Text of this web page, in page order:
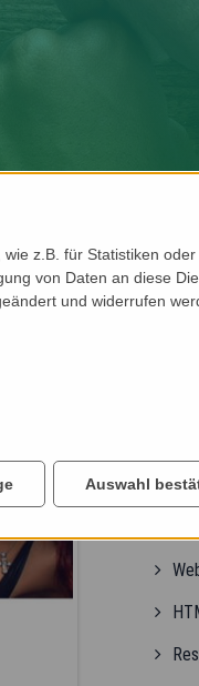
Die
auf
z.B. für Statistiken oder
von Daten an diese
und widerrufen
Auswahl